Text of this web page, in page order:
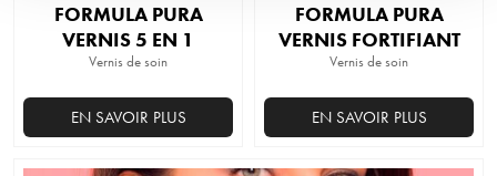
FORMULA PURA
VERNIS 5 EN 1
Vernis de soin
EN SAVOIR PLUS
FORMULA PURA
VERNIS FORTIFIANT
Vernis de soin
EN SAVOIR PLUS